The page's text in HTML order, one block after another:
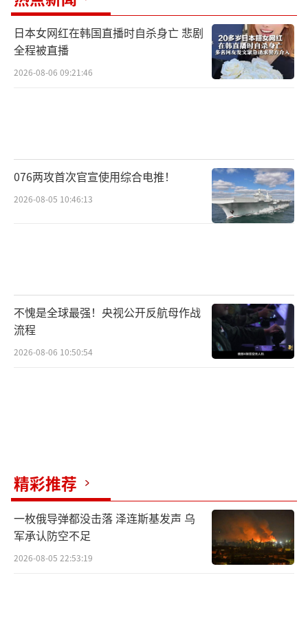
日本女网红在韩国直播时自杀身亡 悲剧
全程被直播
2026-08-06 09:21:46
076两攻首次官宣使用综合电推！
2026-08-05 10:46:13
不愧是全球最强！央视公开反航母作战
流程
2026-08-06 10:50:54
精彩推荐
一枚俄导弹都没击落 泽连斯基发声 乌
军承认防空不足
2026-08-05 22:53:19